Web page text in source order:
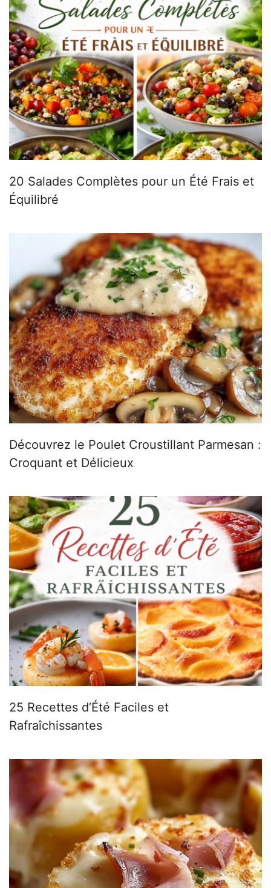
20 Salades Complètes pour un Été Frais et
Équilibré
Découvrez le Poulet Croustillant Parmesan :
Croquant et Délicieux
25 Recettes d’Été Faciles et
Rafraîchissantes